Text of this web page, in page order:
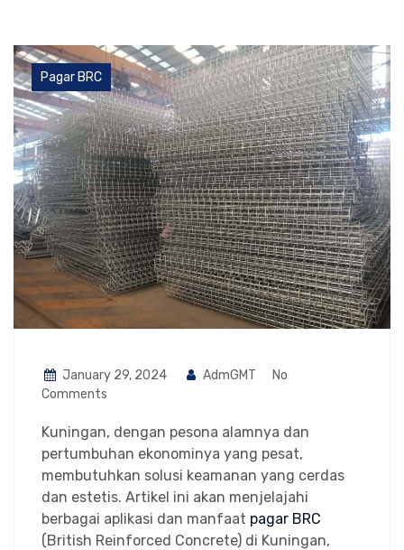
Pagar BRC
January 29, 2024 AdmGMT
No
Comments
Kuningan, dengan pesona alamnya dan
pertumbuhan ekonominya yang pesat,
membutuhkan solusi keamanan yang cerdas
dan estetis. Artikel ini akan menjelajahi
berbagai aplikasi dan manfaat pagar BRC
(British Reinforced Concrete) di Kuningan,